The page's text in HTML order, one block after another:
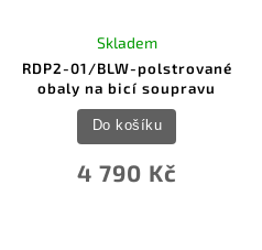
RDP2-01/BLW-polstrované
obaly na bicí soupravu
Skladem
4 790 Kč
Do košíku